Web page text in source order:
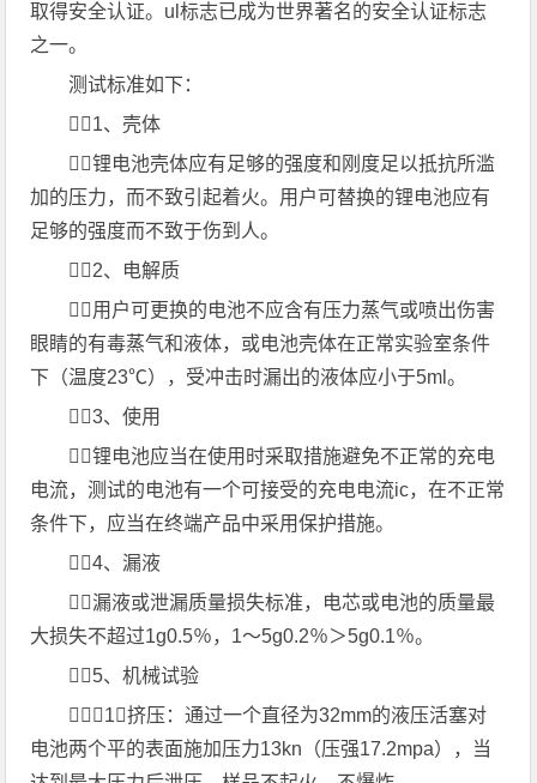
取得安全认证。ul标志已成为世界著名的安全认证标志
之一。
测试标准如下：
1、壳体
锂电池壳体应有足够的强度和刚度足以抵抗所滥
加的压力，而不致引起着火。用户可替换的锂电池应有
足够的强度而不致于伤到人。
2、电解质
用户可更换的电池不应含有压力蒸气或喷出伤害
眼睛的有毒蒸气和液体，或电池壳体在正常实验室条件
下（温度23℃），受冲击时漏出的液体应小于5ml。
3、使用
锂电池应当在使用时采取措施避免不正常的充电
电流，测试的电池有一个可接受的充电电流ic，在不正常
条件下，应当在终端产品中采用保护措施。
4、漏液
漏液或泄漏质量损失标准，电芯或电池的质量最
大损失不超过1g0.5％，1～5g0.2％＞5g0.1％。
5、机械试验
（1）挤压：通过一个直径为32mm的液压活塞对
电池两个平的表面施加压力13kn（压强17.2mpa），当